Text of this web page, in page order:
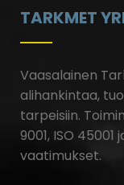
TARKMET
Vaasalainen
alihankintaa,
tarpeisiin.
9001, ISO
vaatimukset.